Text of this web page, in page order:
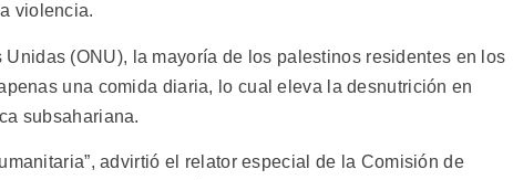
violencia.
(ONU), la mayoría de los palestinos residentes en los
una comida diaria, lo cual eleva la desnutrición en
subsahariana.
advirtió el relator especial de la Comisión de